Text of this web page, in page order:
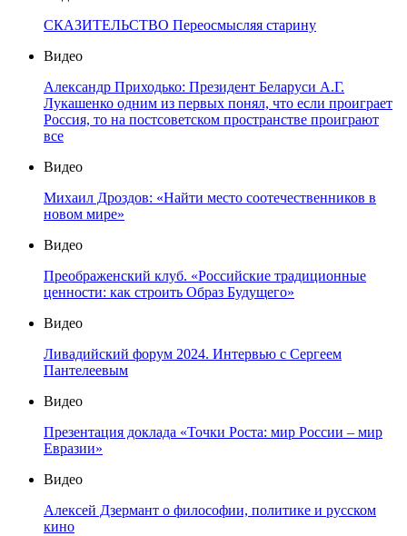
СКАЗИТЕЛЬСТВО Переосмысляя старину
Видео
Александр Приходько: Президент Беларуси А.Г.
Лукашенко одним из первых понял, что если проиграет
Россия, то на постсоветском пространстве проиграют
все
Видео
Михаил Дроздов: «Найти место соотечественников в
новом мире»
Видео
Преображенский клуб. «Российские традиционные
ценности: как строить Образ Будущего»
Видео
Ливадийский форум 2024. Интервью с Сергеем
Пантелеевым
Видео
Презентация доклада «Точки Роста: мир России – мир
Евразии»
Видео
Алексей Дзермант о философии, политике и русском
кино